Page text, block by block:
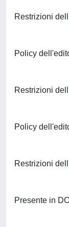
Restrizioni
Policy
Restrizioni
Policy
Restrizioni
Presente in